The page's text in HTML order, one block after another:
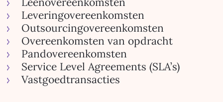
Leveringovereenkomsten
Outsourcingovereenkomsten
Overeenkomsten van opdracht
Pandovereenkomsten
Service Level Agreements (SLA’s)
Vastgoedtransacties